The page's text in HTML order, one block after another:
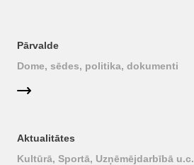
Pārvalde
Dome, sēdes, politika, dokumenti
Aktualitātes
Kultūrā, Sportā, Uzņēmējdarbībā u.c.